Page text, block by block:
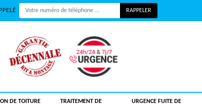
DE TOITURE
TRAITEMENT DE
URGENCE FUITE DE